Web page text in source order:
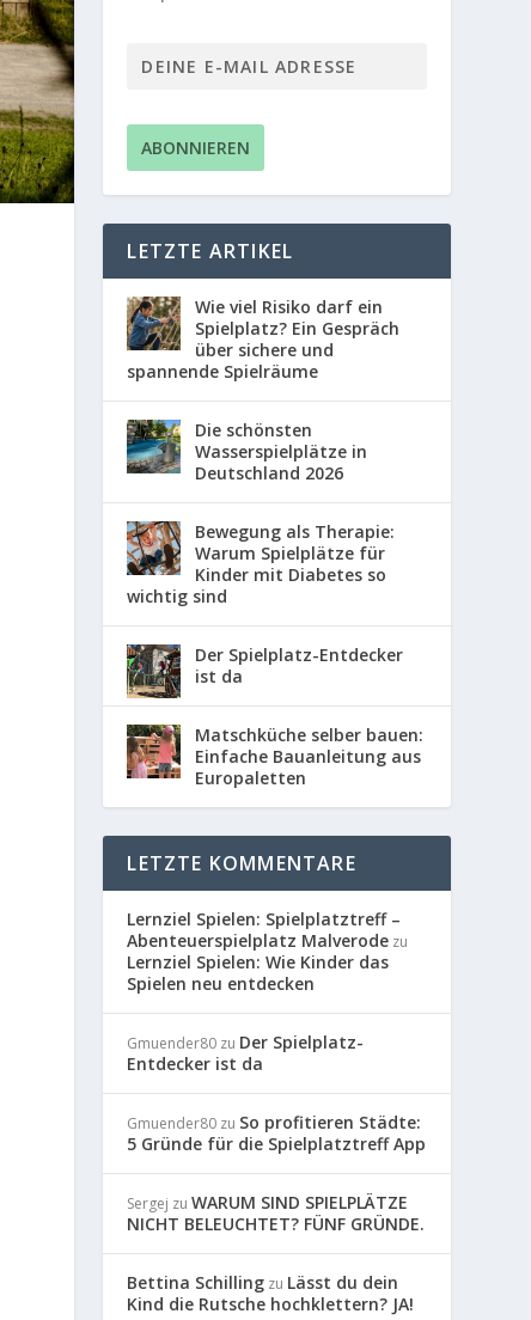
LETZTE ARTIKEL
Wie viel Risiko darf ein
Spielplatz? Ein Gespräch
über sichere und
spannende Spielräume
Die schönsten
Wasserspielplätze in
Deutschland 2026
Bewegung als Therapie:
Warum Spielplätze für
Kinder mit Diabetes so
wichtig sind
Der Spielplatz-Entdecker
ist da
Matschküche selber bauen:
Einfache Bauanleitung aus
Europaletten
LETZTE KOMMENTARE
Lernziel Spielen: Spielplatztreff –
Abenteuerspielplatz Malverode zu
Lernziel Spielen: Wie Kinder das
Spielen neu entdecken
Gmuender80 zu Der Spielplatz-
Entdecker ist da
Gmuender80 zu So profitieren Städte:
5 Gründe für die Spielplatztreff App
Sergej zuWARUM SIND SPIELPLÄTZE
NICHT BELEUCHTET? FÜNF GRÜNDE.
Bettina Schilling zu Lässt du dein
Kind die Rutsche hochklettern? JA!